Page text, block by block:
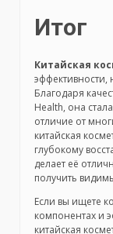
Итог
Китайская
эффективности,
Благодаря
Health, она
отличие от
китайская
глубокому
делает её
получить
Если вы ищете
компонентах и
китайская